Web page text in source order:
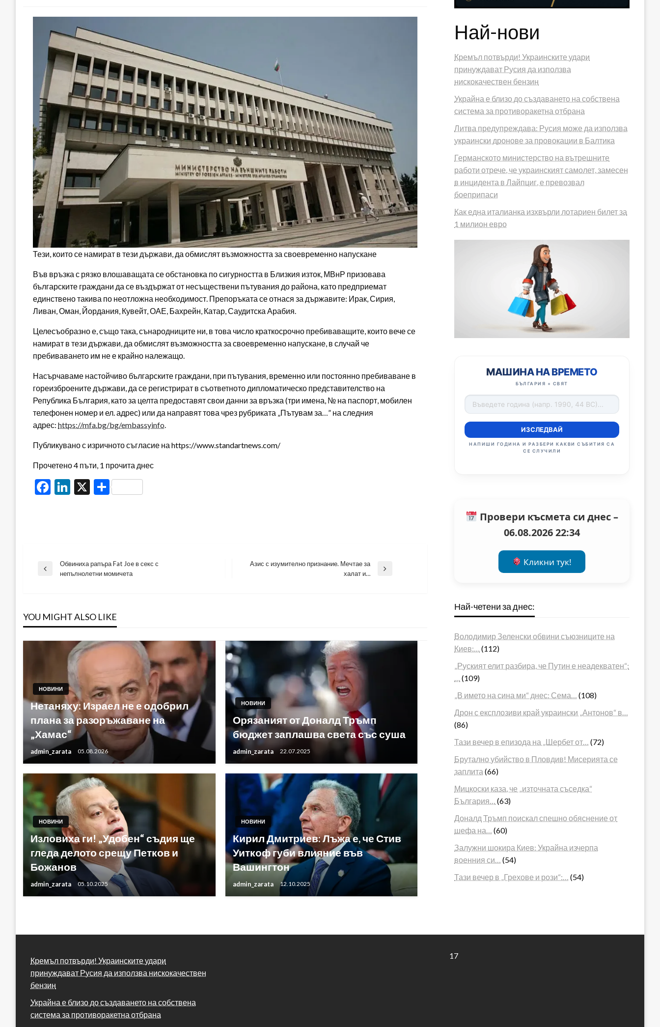
Тези, които се намират в тези държави, да обмислят възможността за своевременно напускане
Във връзка с рязко влошаващата се обстановка по сигурността в Близкия изток, МВнР призовава
българските граждани да се въздържат от несъществени пътувания до района, като предприемат
единствено такива по неотложна необходимост. Препоръката се отнася за държавите: Ирак, Сирия,
Ливан, Оман, Йордания, Кувейт, ОАЕ, Бахрейн, Катар, Саудитска Арабия.
Целесъобразно е, също така, сънародниците ни, в това число краткосрочно пребиваващите, които вече се
намират в тези държави, да обмислят възможността за своевременно напускане, в случай че
пребиваването им не е крайно належащо.
Насърчаваме настойчиво българските граждани, при пътувания, временно или постоянно пребиваване в
гореизброените държави, да се регистрират в съответното дипломатическо представителство на
Република България, като за целта предоставят свои данни за връзка (три имена, № на паспорт, мобилен
телефонен номер и ел. адрес) или да направят това чрез рубриката „Пътувам за…” на следния
адрес: https://mfa.bg/bg/embassyinfo.
Публикувано с изричното съгласие на https://www.standartnews.com/
Прочетено 4 пъти, 1 прочита днес
Facebook
LinkedIn
X Share
Навигация
Previous
Обвиниха рапъра Fat Joe в секс с
непълнолетни момичета
Азис с изумително признание. Мечтае за
халат и…
YOU MIGHT ALSO LIKE
НОВИНИ
Нетаняху: Израел не е одобрил
плана за разоръжаване на
„Хамас“
admin_zarata 05.08.2026
НОВИНИ
Орязаният от Доналд Тръмп
бюджет заплашва света със суша
admin_zarata 22.07.2025
НОВИНИ
Изловиха ги! „Удобен“ съдия ще
гледа делото срещу Петков и
Божанов
admin_zarata 05.10.2025
НОВИНИ
Кирил Дмитриев: Лъжа е, че Стив
Уиткоф губи влияние във
Вашингтон
admin_zarata 12.10.2025
Най-нови
Кремъл потвърди! Украинските удари
принуждават Русия да използва
нискокачествен бензин
Украйна е близо до създаването на собствена
система за противоракетна отбрана
Литва предупреждава: Русия може да използва
украински дронове за провокации в Балтика
Германското министерство на вътрешните
работи отрече, че украинският самолет, замесен
в инцидента в Лайпциг, е превозвал
боеприпаси
Как една италианка изхвърли лотариен билет за
1 милион евро
МАШИНА НА ВРЕМЕТО
БЪЛГАРИЯ + СВЯТ
ИЗСЛЕДВАЙ
НАПИШИ ГОДИНА И РАЗБЕРИ КАКВИ СЪБИТИЯ СА
СЕ СЛУЧИЛИ
Провери късмета си днес –
06.08.2026 22:34
Кликни тук!
Най-четени за днес:
Володимир Зеленски обвини съюзниците на
Киев:…
(112)
„Руският елит разбира, че Путин е неадекватен“:
(109)
„В името на сина ми“ днес: Сема…
(108)
Дрон с експлозиви край украински „Антонов“ в…
(86)
Тази вечер в епизода на „Шербет от…
(72)
Брутално убийство в Пловдив! Мисерията се
заплита (66)
Мицкоски каза, че „източната съседка“
България…
(63)
Доналд Тръмп поискал спешно обяснение от
шефа на…
(60)
Залужни шокира Киев: Украйна изчерпа
военния си…
(54)
Тази вечер в „Грехове и рози“:…
(54)
Кремъл потвърди! Украинските удари
принуждават Русия да използва нискокачествен
бензин
Украйна е близо до създаването на собствена
система за противоракетна отбрана
17